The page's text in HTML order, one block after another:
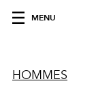
MENU
HOMMES